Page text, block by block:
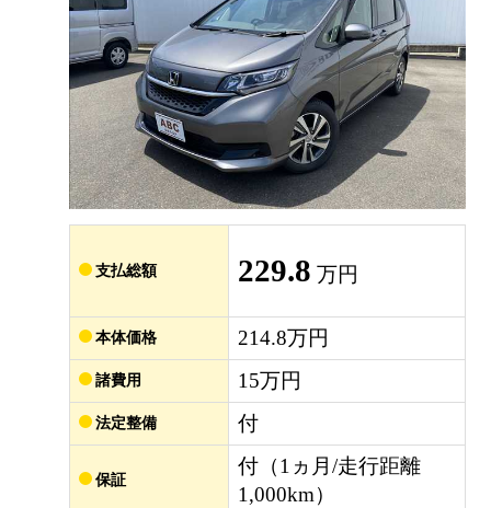
支払総額 229.8 万円
本体価格 214.8万円
諸費用 15万円
法定整備 付
保証
付（1ヵ月/走行距離
1,000km）